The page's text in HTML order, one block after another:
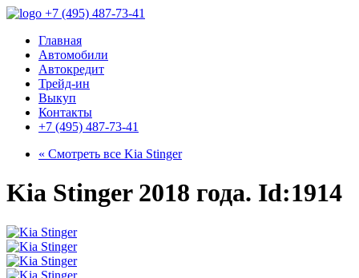
+7 (495) 487-73-41
Главная
Автомобили
Автокредит
Трейд-ин
Выкуп
Контакты
+7 (495) 487-73-41
« Смотреть все Kia Stinger
Kia Stinger 2018 года. Id:1914